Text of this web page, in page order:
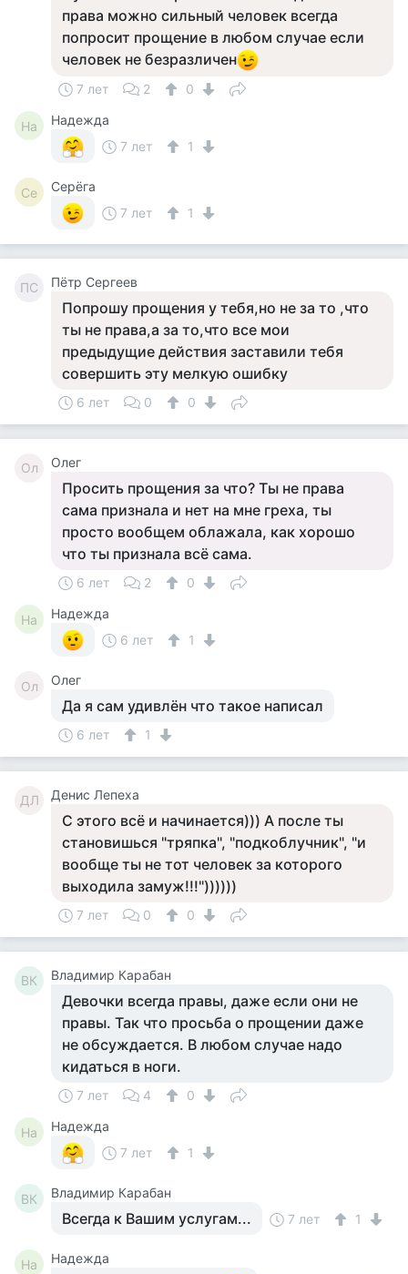
права можно сильный человек всегда
попросит прощение в любом случае если
человек не безразличен
7 лет 2 0
На
Надежда
7 лет
1
Се
Серёга
7 лет
1
ПС Пётр Сергеев
Попрошу прощения у тебя,но не за то ,что
ты не права,а за то,что все мои
предыдущие действия заставили тебя
совершить эту мелкую ошибку
6 лет 0 0
Ол Олег
Просить прощения за что? Ты не права
сама признала и нет на мне греха, ты
просто вообщем облажала, как хорошо
что ты признала всё сама.
6 лет 2 0
На
Надежда
6 лет
1
Ол Олег
Да я сам удивлён что такое написал
6 лет 1
ДЛ Денис Лепеха
С этого всё и начинается))) А после ты
становишься "тряпка", "подкоблучник", "и
вообще ты не тот человек за которого
выходила замуж!!!"))))))
7 лет 0 0
ВК Владимир Карабан
Девочки всегда правы, даже если они не
правы. Так что просьба о прощении даже
не обсуждается. В любом случае надо
кидаться в ноги.
7 лет 4 0
На
Надежда
7 лет
1
ВК Владимир Карабан
Всегда к Вашим услугам... 7 лет 1
На Надежда